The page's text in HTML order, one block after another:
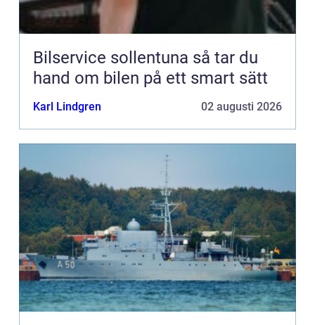
Bilservice sollentuna så tar du
hand om bilen på ett smart sätt
Karl Lindgren 02 augusti 2026